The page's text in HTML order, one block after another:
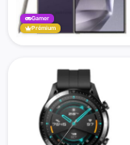
Gamer
Prémium